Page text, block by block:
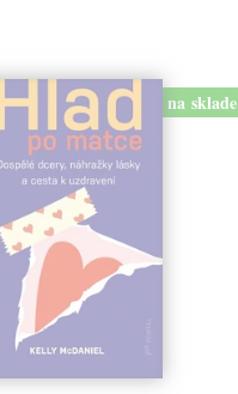
na sklade